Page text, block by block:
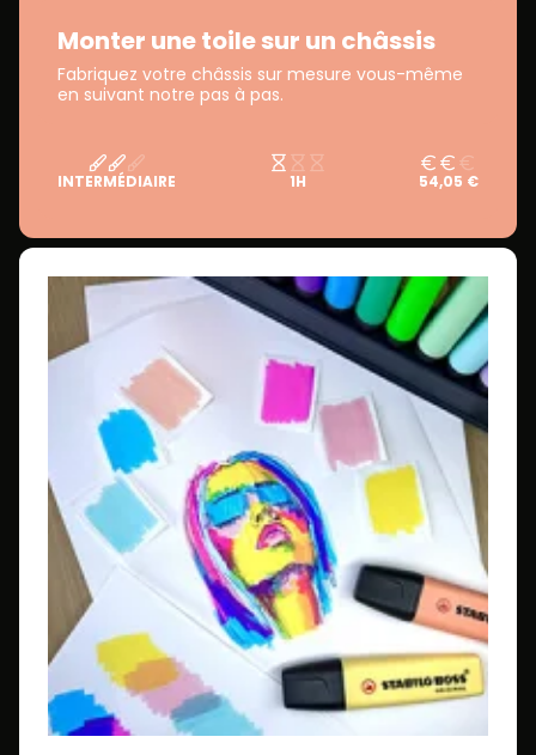
Monter une toile sur un châssis
Fabriquez votre châssis sur mesure vous-même
en suivant notre pas à pas.
INTERMÉDIAIRE 1H 54,05 €